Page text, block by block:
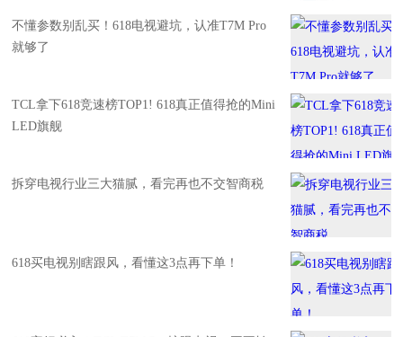
不懂参数别乱买！618电视避坑，认准T7M Pro
就够了
TCL拿下618竞速榜TOP1! 618真正值得抢的Mini
LED旗舰
拆穿电视行业三大猫腻，看完再也不交智商税
618买电视别瞎跟风，看懂这3点再下单！